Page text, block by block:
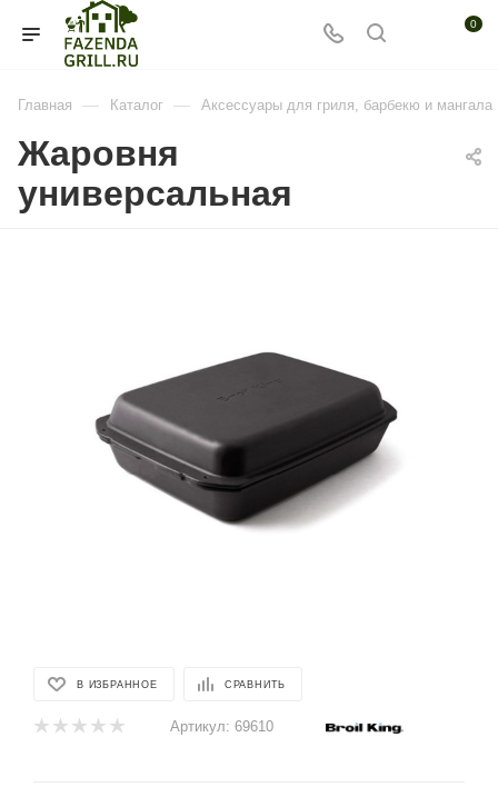
0
Главная — Каталог — Аксессуары для гриля, барбекю и мангала
Жаровня
универсальная
В ИЗБРАННОЕ СРАВНИТЬ
Артикул: 69610